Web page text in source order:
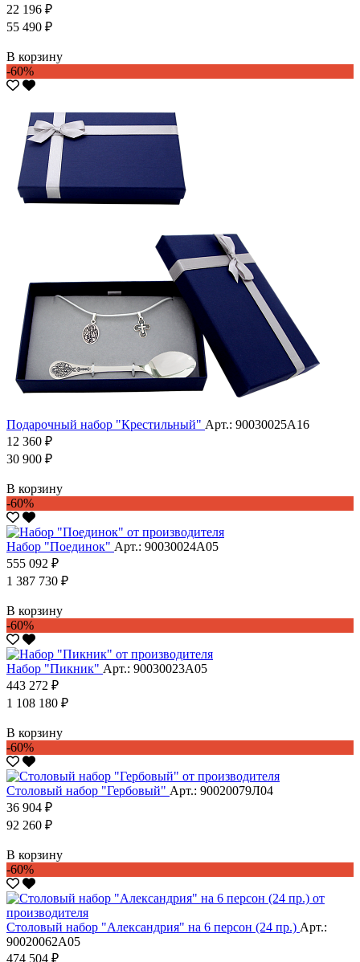
22 196 ₽
55 490 ₽
В корзину
-60%
Подарочный набор "Крестильный" Арт.: 90030025А16
12 360 ₽
30 900 ₽
В корзину
-60%
Набор "Поединок" Арт.: 90030024А05
555 092 ₽
1 387 730 ₽
В корзину
-60%
Набор "Пикник" Арт.: 90030023А05
443 272 ₽
1 108 180 ₽
В корзину
-60%
Столовый набор "Гербовый" Арт.: 90020079Л04
36 904 ₽
92 260 ₽
В корзину
-60%
Столовый набор "Александрия" на 6 персон (24 пр.) Арт.:
90020062А05
474 504 ₽